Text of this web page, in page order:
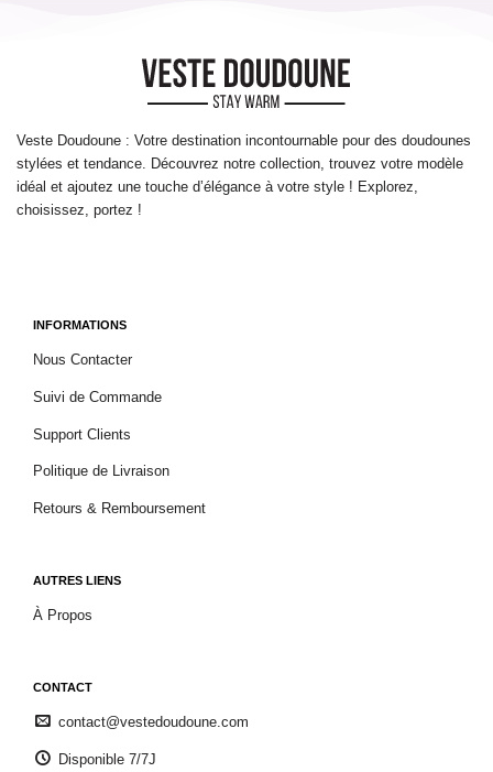
Veste Doudoune : Votre destination incontournable pour des doudounes
stylées et tendance. Découvrez notre collection, trouvez votre modèle
idéal et ajoutez une touche d’élégance à votre style ! Explorez,
choisissez, portez !
INFORMATIONS
Nous Contacter
Suivi de Commande
Support Clients
Politique de Livraison
Retours & Remboursement
AUTRES LIENS
À Propos
CONTACT
contact@vestedoudoune.com
Disponible 7/7J